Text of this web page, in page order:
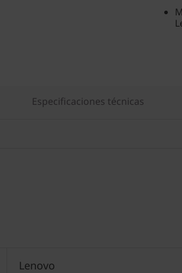
Especificaciones técnicas
Lenovo